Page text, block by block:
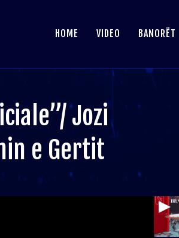
HOME VIDEO BANORËT
Jozi
e Gertit